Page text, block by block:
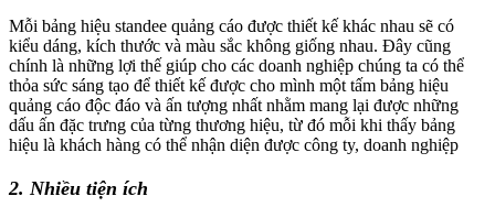
Mỗi bảng hiệu standee quảng cáo được thiết kế khác nhau sẽ có
kiểu dáng, kích thước và màu sắc không giống nhau. Đây cũng
chính là những lợi thế giúp cho các doanh nghiệp chúng ta có thể
thỏa sức sáng tạo để thiết kế được cho mình một tấm bảng hiệu
quảng cáo độc đáo và ấn tượng nhất nhằm mang lại được những
dấu ấn đặc trưng của từng thương hiệu, từ đó mỗi khi thấy bảng
hiệu là khách hàng có thể nhận diện được công ty, doanh nghiệp
2. Nhiều tiện ích